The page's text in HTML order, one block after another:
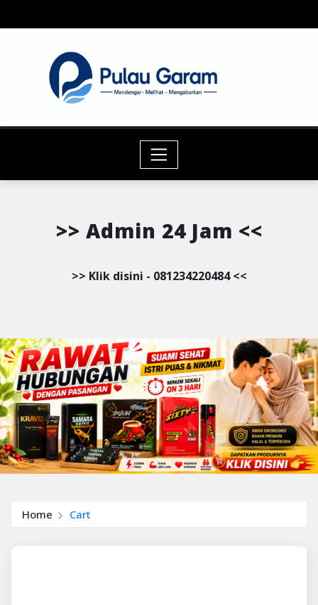
to
>> Admin 24 Jam <<
>> Klik disini - 081234220484 <<
Home Cart